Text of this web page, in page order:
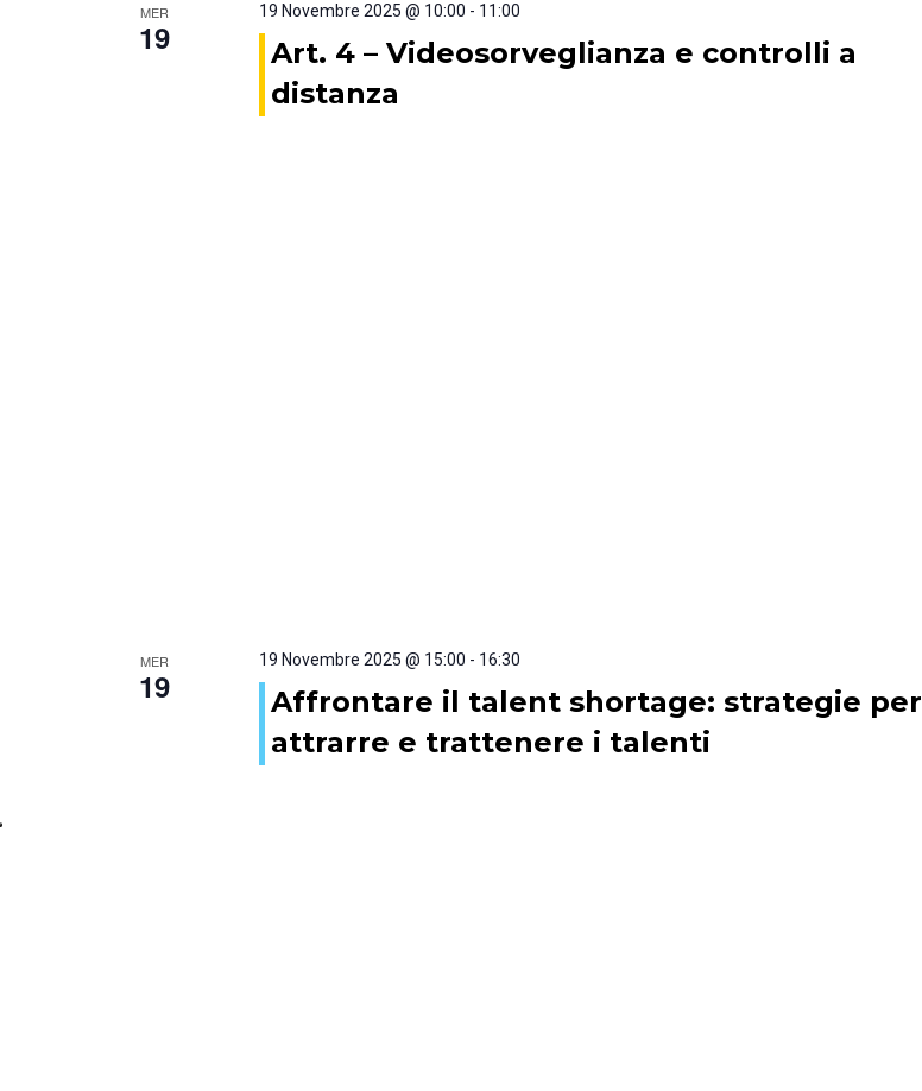
MER
19
19 Novembre 2025 @ 10:00 - 11:00
Art. 4 – Videosorveglianza e controlli a
distanza
MER
19
19 Novembre 2025 @ 15:00 - 16:30
Affrontare il talent shortage: strategie per
attrarre e trattenere i talenti